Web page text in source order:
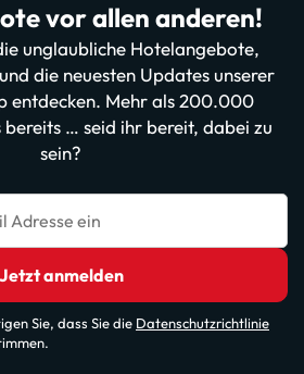
vor allen anderen!
unglaubliche Hotelangebote,
die neuesten Updates unserer
entdecken. Mehr als 200.000
bereits … seid ihr bereit, dabei zu
sein?
Adresse ein
Jetzt anmelden
Sie, dass Sie die Datenschutzrichtlinie